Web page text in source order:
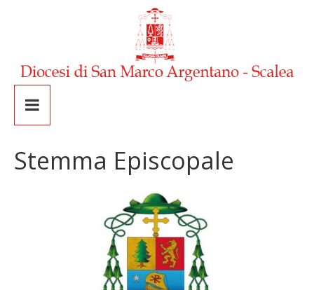
Stemma Episcopale